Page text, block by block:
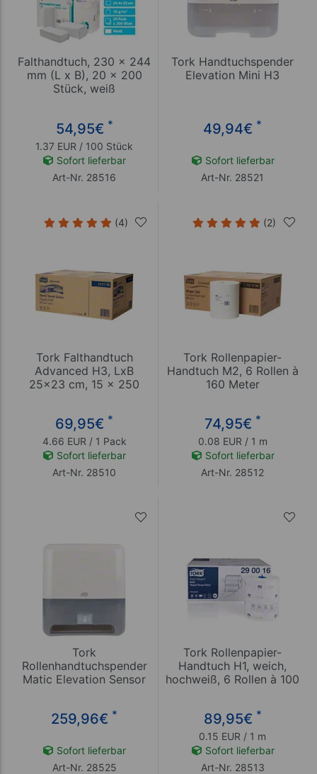
Falthandtuch, 230 x 244
mm (L x B), 20 x 200
Stück, weiß
54,95€ *
1.37 EUR / 100 Stück
Sofort lieferbar
Art-Nr. 28516
Tork Handtuchspender
Elevation Mini H3
49,94€ *
Sofort lieferbar
Art-Nr. 28521
(4)
Tork Falthandtuch
Advanced H3, LxB
25x23 cm, 15 x 250
69,95€ *
4.66 EUR / 1 Pack
Sofort lieferbar
Art-Nr. 28510
(2)
Tork Rollenpapier-
Handtuch M2, 6 Rollen à
160 Meter
74,95€ *
0.08 EUR / 1 m
Sofort lieferbar
Art-Nr. 28512
Tork
Rollenhandtuchspender
Matic Elevation Sensor
259,96€ *
Sofort lieferbar
Art-Nr. 28525
Tork Rollenpapier-
Handtuch H1, weich,
hochweiß, 6 Rollen à 100
89,95€ *
0.15 EUR / 1 m
Sofort lieferbar
Art-Nr. 28513